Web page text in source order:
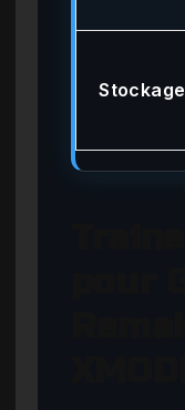
Stockage